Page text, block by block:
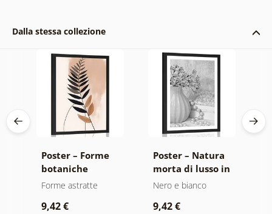
Dalla stessa collezione
Poster – Forme
botaniche
astratte felce
Forme astratte
9,42 €
Poster – Natura
morta di lusso in
bianco e nero
Nero e bianco
9,42 €